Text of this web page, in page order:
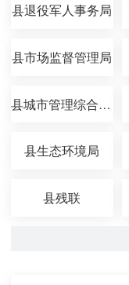
县退役军人事务局
县市场监督管理局
县城市管理综合执法局
县生态环境局
县残联